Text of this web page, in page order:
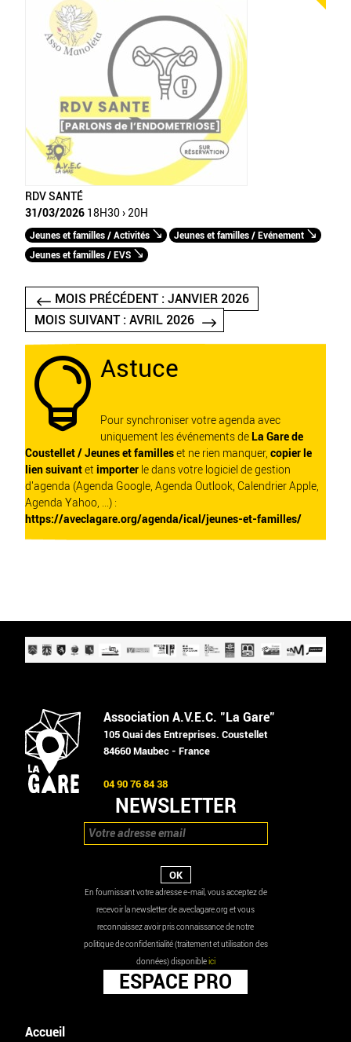
RDV SANTÉ
31/03/2026 18H30 › 20H
Jeunes et familles / Activités
Jeunes et familles / Evénement
Jeunes et familles / EVS
MOIS PRÉCÉDENT : JANVIER 2026
MOIS SUIVANT : AVRIL 2026
 Astuce
Pour synchroniser votre agenda avec
uniquement les événements de La Gare de
Coustellet / Jeunes et familleset ne rien manquer, copier le
lien suivantet importer le dans votre logiciel de gestion
d'agenda (Agenda Google, Agenda Outlook, Calendrier Apple,
Agenda Yahoo, ...) :
https://aveclagare.org/agenda/ical/jeunes-et-familles/
Association A.V.E.C. "La Gare"
105 Quai des Entreprises. Coustellet
84660 Maubec - France
04 90 76 84 38
NEWSLETTER
En fournissant votre adresse e-mail, vous acceptez de
recevoir la newsletter de aveclagare.org et vous
reconnaissez avoir pris connaissance de notre
politique de confidentialité (traitement et utilisation des
données) disponibleici
ESPACE PRO
Accueil